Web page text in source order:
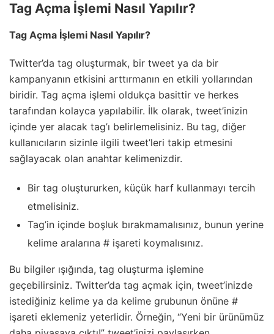
Tag Açma İşlemi Nasıl Yapılır?
Tag Açma İşlemi Nasıl Yapılır?
Twitter’da tag oluşturmak, bir tweet ya da bir
kampanyanın etkisini arttırmanın en etkili yollarından
biridir. Tag açma işlemi oldukça basittir ve herkes
tarafından kolayca yapılabilir. İlk olarak, tweet’inizin
içinde yer alacak tag’ı belirlemelisiniz. Bu tag, diğer
kullanıcıların sizinle ilgili tweet’leri takip etmesini
sağlayacak olan anahtar kelimenizdir.
Bir tag oluştururken, küçük harf kullanmayı tercih
etmelisiniz.
Tag’in içinde boşluk bırakmamalısınız, bunun yerine
kelime aralarına # işareti koymalısınız.
Bu bilgiler ışığında, tag oluşturma işlemine
geçebilirsiniz. Twitter’da tag açmak için, tweet’inizde
istediğiniz kelime ya da kelime grubunun önüne #
işareti eklemeniz yeterlidir. Örneğin, “Yeni bir ürünümüz